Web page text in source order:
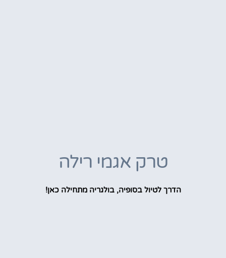
טרק אגמי רילה
הדרך לטיול בסופיה, בולגריה מתחילה כאן!